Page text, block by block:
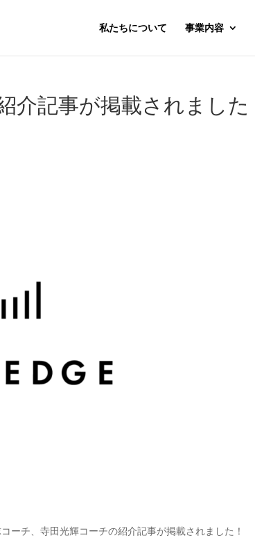
私たちについて 事業内容
介記事が掲載されました
ーチ、寺田光輝コーチの紹介記事が掲載されました！